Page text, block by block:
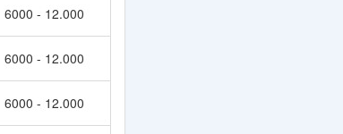
6000 - 12.000
6000 - 12.000
6000 - 12.000